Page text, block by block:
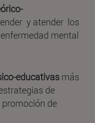
y atender los
mental
educativas más
de
de